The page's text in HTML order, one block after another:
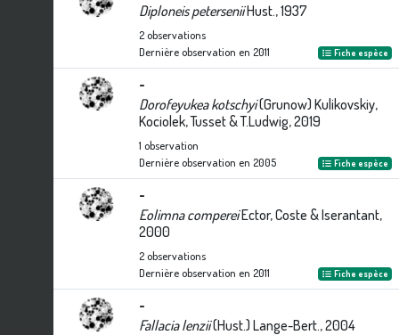
Diploneis peterseniiHust., 1937
2observations
Dernière observation en 2011 Fiche espèce
-
Dorofeyukea kotschyi(Grunow) Kulikovskiy,
Kociolek, Tusset & T.Ludwig, 2019
1 observation
Dernière observation en 2005 Fiche espèce
-
Eolimna compereiEctor, Coste & Iserantant,
2000
2observations
Dernière observation en 2011 Fiche espèce
-
Fallacia lenzii(Hust.) Lange-Bert., 2004